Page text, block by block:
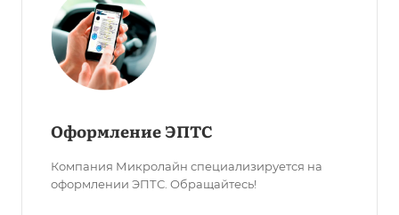
Оформление ЭПТС
Компания Микролайн специализируется на
оформлении ЭПТС. Обращайтесь!